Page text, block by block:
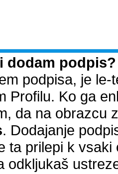
dodam podpis?
podpisa, je
Profilu. Ko ga
da na obrazcu
. Dodajanje
ta prilepi k
odkljukaš